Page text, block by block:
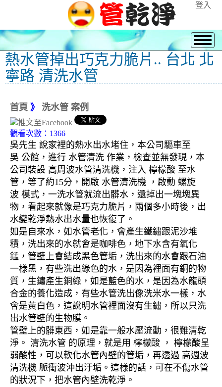
登入
熱水管掉出巧克力脆片.. 台北 北
寧路 清洗水管
首頁 》 洗水管 案例
觀看次數：1366
吳先生 說家裡的熱水出水堵住，本公司驅車至
吳 公館，進行 水管清洗 作業，檢查並無發現，本
公司裝設 高周波水管清洗機，注入 檸檬酸 至水
管，等了約15分，開啟 水管清洗機 ，啟動 螺旋
波 模式，一洗水管就流出髒水，還掉出一塊塊異
物，看起來就像是巧克力脆片，兩個多小時後，出
水變乾淨熱水出水量也恢復了。
如是自來水，如水管老化，會產生鐵鏽跟泥沙堆
積，洗出來的水就會是咖啡色，地下水含有氧化
錳，管壁上會結成黑色管垢，洗出來的水會跟石油
一樣黑，有些洗出綠色的水，是因為裡面有銅的物
質，生鏽產生銅綠，如是藍色的水，是因為水龍頭
合金的養化造成，有些水管洗出像洗米水一樣，水
會是黃白色，這說明水管裡面沒有生鏽，所以只洗
出水管壁的生物膜。
管壁上的髒東西，如是靠一般水壓流動，很難清乾
淨。 清洗水管 的原理，就是用 檸檬酸 ， 檸檬酸呈
弱酸性，可以軟化水管內壁的管垢，再透過 高週波
清洗機 脈衝波沖出汙垢。這樣的話，可在不傷水管
的狀況下，把水管內壁洗乾淨。